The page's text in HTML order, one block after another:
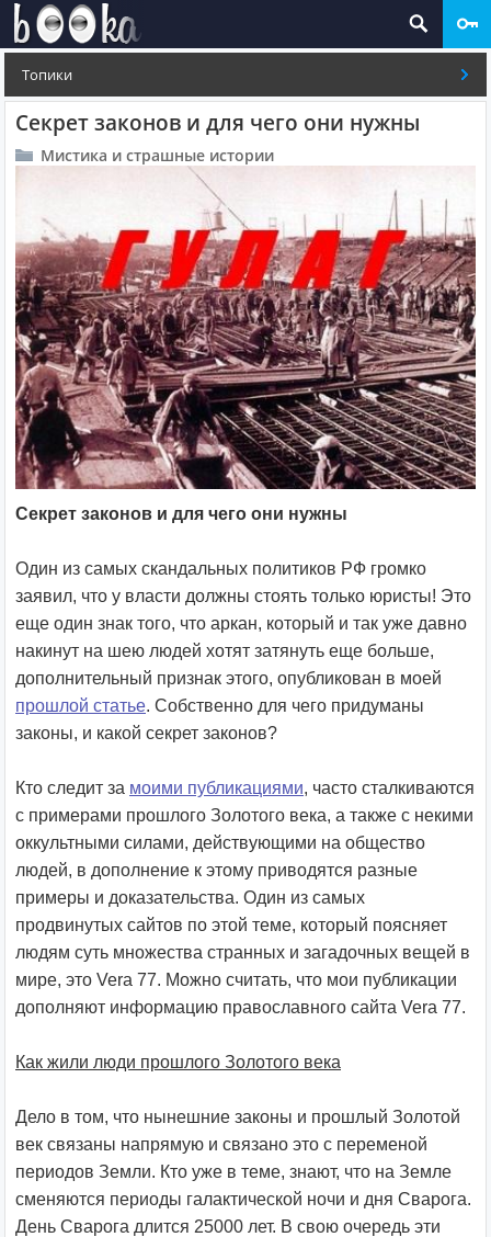
Топики
Секрет законов и для чего они нужны
Мистика и страшные истории
Секрет законов и для чего они нужны
Один из самых скандальных политиков РФ громко
заявил, что у власти должны стоять только юристы! Это
еще один знак того, что аркан, который и так уже давно
накинут на шею людей хотят затянуть еще больше,
дополнительный признак этого, опубликован в моей
прошлой статье. Собственно для чего придуманы
законы, и какой секрет законов?
Кто следит за моими публикациями, часто сталкиваются
с примерами прошлого Золотого века, а также с некими
оккультными силами, действующими на общество
людей, в дополнение к этому приводятся разные
примеры и доказательства. Один из самых
продвинутых сайтов по этой теме, который поясняет
людям суть множества странных и загадочных вещей в
мире, это Vera 77. Можно считать, что мои публикации
дополняют информацию православного сайта Vera 77.
Как жили люди прошлого Золотого века
Дело в том, что нынешние законы и прошлый Золотой
век связаны напрямую и связано это с переменой
периодов Земли. Кто уже в теме, знают, что на Земле
сменяются периоды галактической ночи и дня Сварога.
День Сварога длится 25000 лет. В свою очередь эти